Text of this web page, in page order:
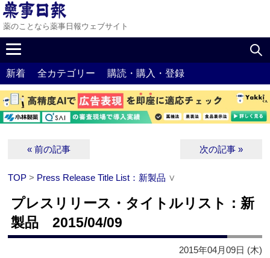
薬のことなら薬事日報ウェブサイト
新着 全カテゴリー 購読・購入・登録
« 前の記事 次の記事 »
TOP > Press Release Title List：新製品 ∨
プレスリリース・タイトルリスト：新
製品 2015/04/09
2015年04月09日 (木)